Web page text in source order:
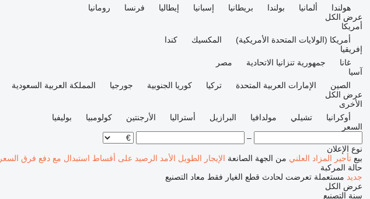
هولندا
ألمانيا بولندا بريطانيا إسبانيا إيطاليا فرنسا
رومانيا
عرض الكل
أمريكا
أمريكا (الولايات المتحدة الأمريكية)
المكسيك
كندا
إفريقيا
غانا
جمهورية تنزانيا الاتحادية
مصر
آسيا
الصين
الإمارات العربية المتحدة تركيا كوريا الجنوبية جورجيا المملكة العربية السعودية
عرض الكل
الأخرى
أوكرانيا
تشيلي مولدافيا البرازيل أستراليا الأرجنتين كولومبيا
بوليفيا
السعر
–
نوع الإعلان
بيع تأجير المزاد العلني من الجهة الصانعة الإيجار الطويل الأمد الرصيد على أقساط استبدال مع دفع فرق السعر
حالة المركبة
جديد مستعملة تعرضت لحادث قطع الغيار فقط معاد التصنيع
عرض الكل
سنة التصنيع